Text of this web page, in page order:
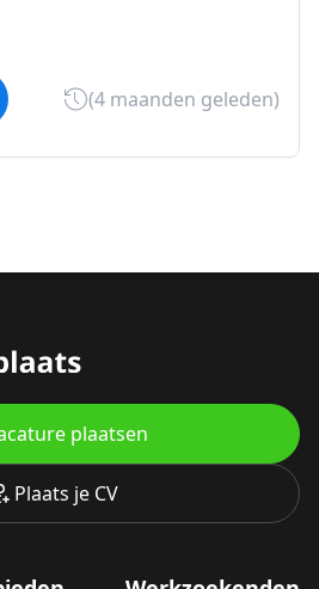
(4 maanden geleden)
Plaats je CV
plaatsen